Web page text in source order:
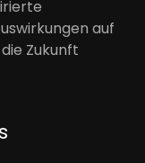
auf
Zukunft